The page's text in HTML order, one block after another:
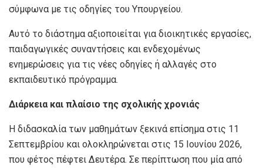
σύμφωνα με τις οδηγίες του Υπουργείου.
Αυτό το διάστημα αξιοποιείται για διοικητικές εργασίες,
παιδαγωγικές συναντήσεις και ενδεχομένως
ενημερώσεις για τις νέες οδηγίες ή αλλαγές στο
εκπαιδευτικό πρόγραμμα.
Διάρκεια και πλαίσιο της σχολικής χρονιάς
Η διδασκαλία των μαθημάτων ξεκινά επίσημα στις 11
Σεπτεμβρίου και ολοκληρώνεται στις 15 Ιουνίου 2026,
που φέτος πέφτει Δευτέρα. Σε περίπτωση που μία από